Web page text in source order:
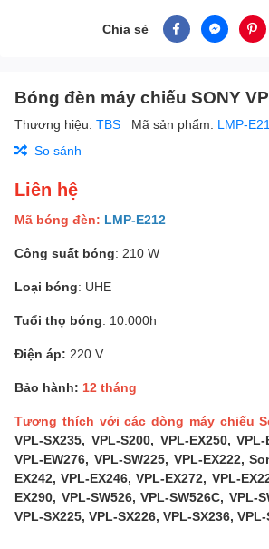
Chia sẻ
Bóng đèn máy chiếu SONY
Thương hiệu: TBS Mã sản phẩm: LMP-
So sánh
Liên hệ
Mã bóng đèn: LMP-E212
Công suất bóng: 210 W
Loại bóng: UHE
Tuổi thọ bóng: 10.000h
Điện áp: 220 V
Bảo hành: 12 tháng
Tương thích với các dòng máy chiếu
VPL-SX235, VPL-S200, VPL-EX250, VPL-
VPL-EW276, VPL-SW225, VPL-EX222,
EX242, VPL-EX246, VPL-EX272, VPL-
EX290, VPL-SW526, VPL-SW526C, VPL-
VPL-SX225, VPL-SX226, VPL-SX236, VPL-